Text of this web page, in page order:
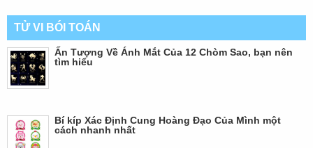
TỬ VI BÓI TOÁN
Ấn Tượng Về Ánh Mắt Của 12 Chòm Sao, bạn nên
tìm hiểu
Bí kíp Xác Định Cung Hoàng Đạo Của Mình một
cách nhanh nhất